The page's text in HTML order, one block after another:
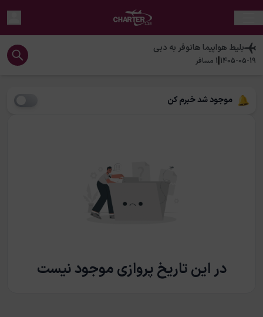
بلیط هواپیماهانوفر به دبی
1405-05-19
|
1 مسافر
موجود شد خبرم کن
در این تاریخ پروازی موجود نیست